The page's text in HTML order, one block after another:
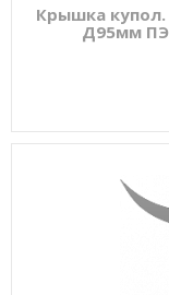
Крышка купол.
Д95мм